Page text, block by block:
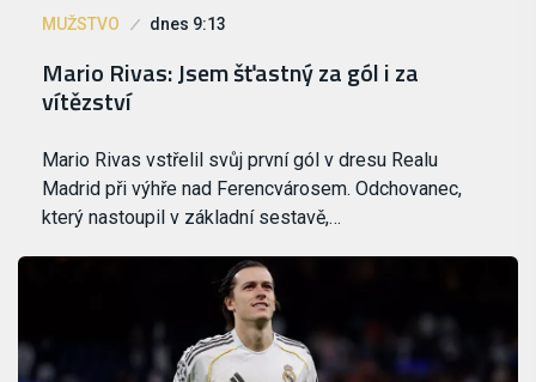
MUŽSTVO dnes 9:13
Mario Rivas: Jsem šťastný za gól i za
vítězství
Mario Rivas vstřelil svůj první gól v dresu Realu
Madrid při výhře nad Ferencvárosem. Odchovanec,
který nastoupil v základní sestavě,…